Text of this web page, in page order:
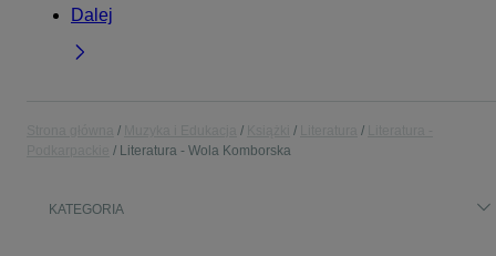
Dalej
Literatura - Wola Komborska
KATEGORIA